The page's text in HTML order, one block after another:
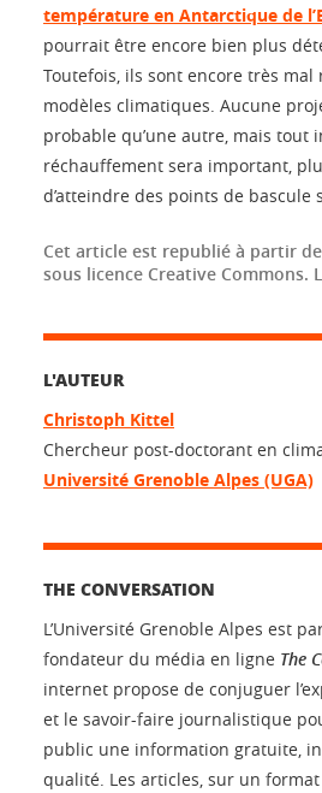
température en Antarctique de
pourrait être encore bien plus
Toutefois, ils sont encore très mal
modèles climatiques. Aucune
probable qu’une autre, mais tout
réchauffement sera important,
d’atteindre des points de bascule
Cet article est republié à partir de
sous licence Creative Commons.
L'AUTEUR
Christoph Kittel
Chercheur post-doctorant en
Université Grenoble Alpes (UGA)
THE CONVERSATION
L’Université Grenoble Alpes est
fondateur du média en ligne The
internet propose de conjuguer
et le savoir-faire journalistique
public une information gratuite,
qualité. Les articles, sur un